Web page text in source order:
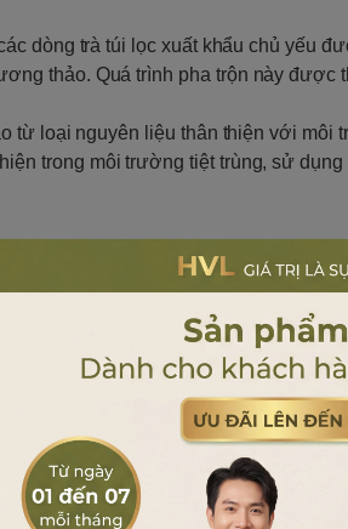
dòng trà túi lọc xuất khẩu chủ yếu
thảo. Quá trình pha trộn này được
từ loại nguyên liệu thân thiện với môi
trong môi trường tiệt trùng, sử
kiểm định chất lượng gắt gao.
quốc tế.
EU Organic, hoặc JAS (Nhật
kỹ càng để đảm bảo sản phẩm
được in đầy đủ trên bao bì, đảm bảo